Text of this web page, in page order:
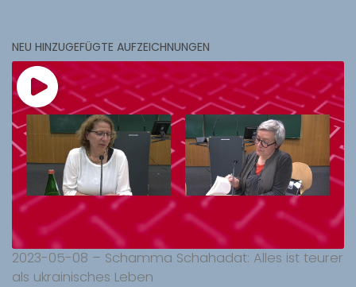
NEU HINZUGEFÜGTE AUFZEICHNUNGEN
2023-05-08 – Schamma Schahadat: Alles ist teurer
als ukrainisches Leben